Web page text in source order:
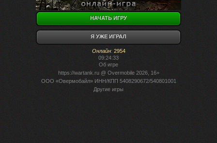
НАЧАТЬ ИГРУ
Я УЖЕ ИГРАЛ
Онлайн: 2954
09:24:33
Об игре
https://wartank.ru@ Overmobile 2026, 16+
ООО «Овермобайл» ИНН/КПП 5408290672/540801001
Другие игры